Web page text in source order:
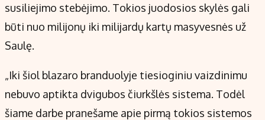
susiliejimo stebėjimo. Tokios juodosios skylės gali
būti nuo milijonų iki milijardų kartų masyvesnės už
Saulę.
„Iki šiol blazaro branduolyje tiesioginiu vaizdinimu
nebuvo aptikta dvigubos čiurkšlės sistema. Todėl
šiame darbe pranešame apie pirmą tokios sistemos